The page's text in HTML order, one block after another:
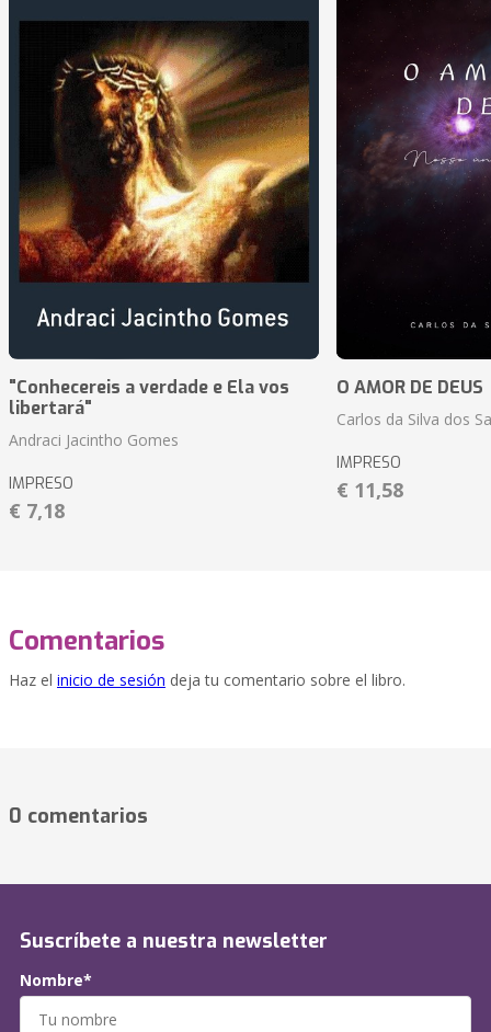
"Conhecereis a verdade e Ela vos
libertará"
Andraci Jacintho Gomes
IMPRESO
€ 7,18
O AMOR DE DEUS
Carlos da Silva dos
IMPRESO
€ 11,58
Comentarios
Haz el inicio de sesión deja tu comentario sobre el libro.
0 comentarios
Suscríbete a nuestra newsletter
Nombre*